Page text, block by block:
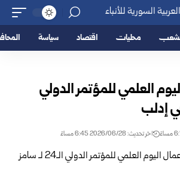
محليات اقتصاد سياسة
العلمي للمؤتمر الدولي
اخر تحديث: 2026/06/28 6:45 مساءً